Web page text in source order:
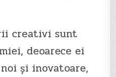
creativi sunt
deoarece ei
și inovatoare,